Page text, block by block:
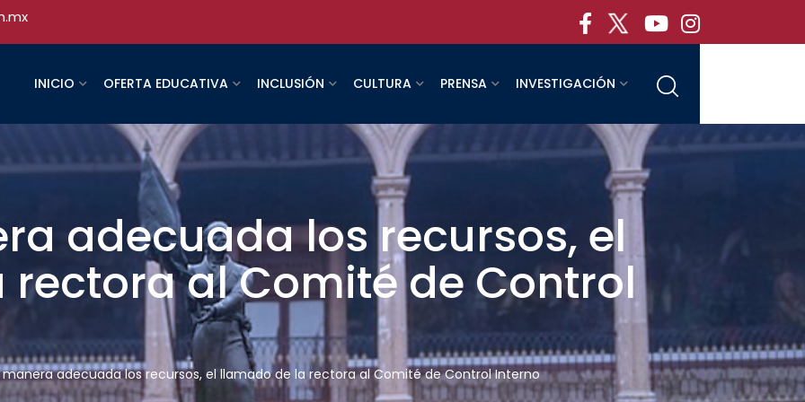
INICIO OFERTA EDUCATIVA INCLUSIÓN CULTURA PRENSA INVESTIGACIÓN
adecuada los recursos, el
al Comité de Control
manera adecuada los recursos, el llamado de la rectora al Comité de Control Interno